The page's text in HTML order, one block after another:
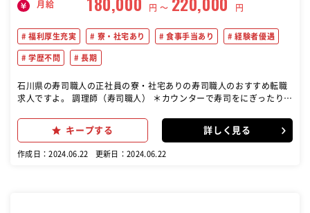
月給 円 〜 円
福利厚生充実 寮・社宅あり 食事手当あり 経験者優遇
学歴不問 長期
石川県の寿司職人の正社員の寮・社宅ありの寿司職人のおすすめ転職
求人ですよ。 調理師（寿司職人） ＊カウンターで寿司をにぎったり、
囲：なし 将来独立して開業したい方も応援しております。
キープする 詳しく見る
作成日：2024.06.22 更新日：2024.06.22